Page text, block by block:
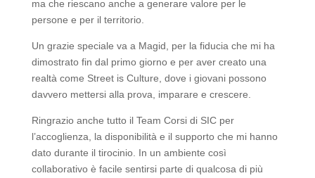
ma che riescano anche a generare valore per le
persone e per il territorio.
Un grazie speciale va a Magid, per la fiducia che mi ha
dimostrato fin dal primo giorno e per aver creato una
realtà come Street is Culture, dove i giovani possono
davvero mettersi alla prova, imparare e crescere.
Ringrazio anche tutto il Team Corsi di SIC per
l’accoglienza, la disponibilità e il supporto che mi hanno
dato durante il tirocinio. In un ambiente così
collaborativo è facile sentirsi parte di qualcosa di più